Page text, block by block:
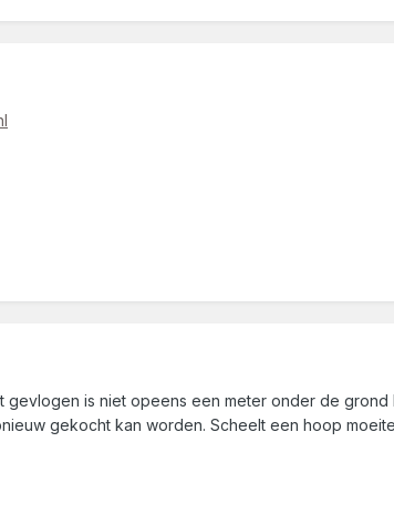
is niet opeens een meter onder de
gekocht kan worden. Scheelt een hoop moeite